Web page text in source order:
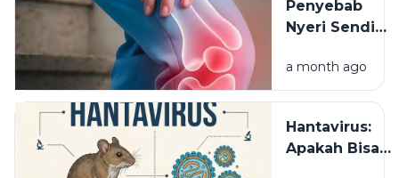
Penyebab
Nyeri Sendi
Diwaspadai:
Kenali Gejala
Mengatasinya
a month ago
Hantavirus:
Apakah Bisa